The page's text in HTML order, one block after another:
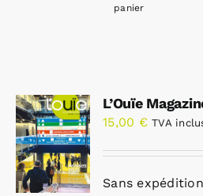
panier
L’Ouïe
15,00 € TVA
Sans